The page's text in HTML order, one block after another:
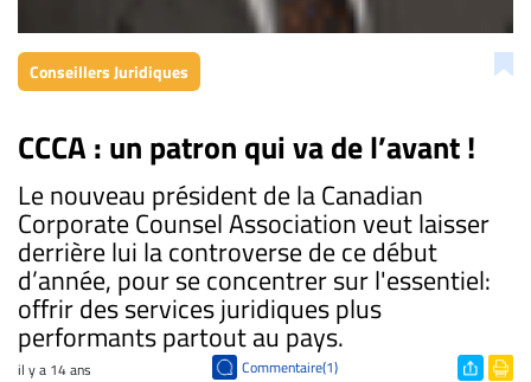
Conseillers Juridiques
CCCA : un patron qui va de l’avant !
Le nouveau président de la Canadian
Corporate Counsel Association veut laisser
derrière lui la controverse de ce début
d’année, pour se concentrer sur l'essentiel:
offrir des services juridiques plus
performants partout au pays.
il y a 14 ans Commentaire(1)